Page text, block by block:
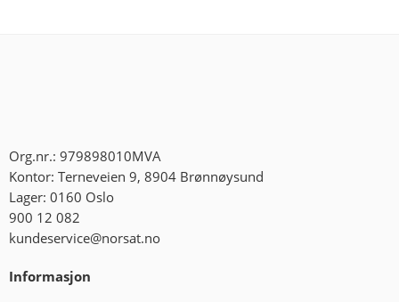
Org.nr.: 979898010MVA
Kontor: Terneveien 9, 8904 Brønnøysund
Lager: 0160 Oslo
900 12 082
kundeservice@norsat.no
Informasjon